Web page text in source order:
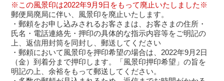
※この風景印は2022年9月9日をもって廃止いたしました※
郵便局廃局に伴い、風景印を廃止いたします。
・郵頼をお申し込みされるお客さまは、お客さまの住所・
氏名・電話連絡先・押印の具体的な指示内容等をご明記の
上、返信用封筒を同封し、郵送してください
・郵頼において風景印を押印希望の場合は、2022年9月2日
（金）到着分まで押印します。「風景印押印希望」の旨を
明記の上、余裕をもって郵送してください。